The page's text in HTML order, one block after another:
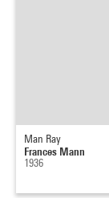
Man Ray
Frances Mann
1936